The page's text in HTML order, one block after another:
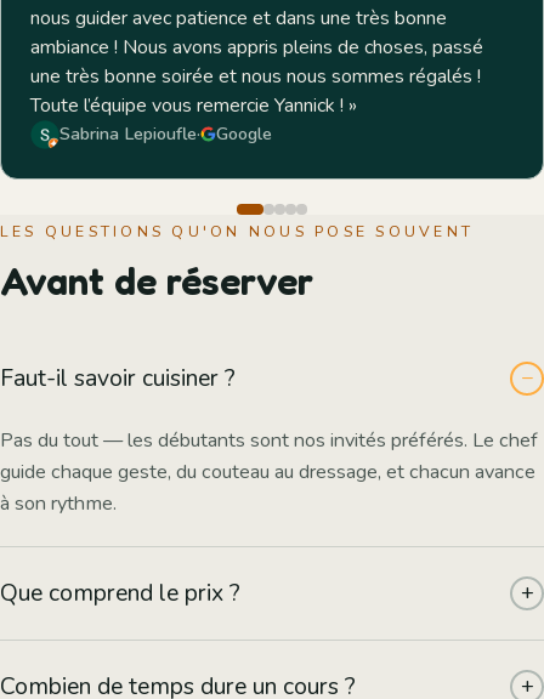
nous guider avec patience et dans une très bonne
ambiance ! Nous avons appris pleins de choses, passé
une très bonne soirée et nous nous sommes régalés !
Toute l’équipe vous remercie Yannick ! »
Sabrina Lepioufle· Google
LES QUESTIONS QU'ON NOUS POSE SOUVENT
Avant de réserver
Faut-il savoir cuisiner ? −
Pas du tout — les débutants sont nos invités préférés. Le chef
guide chaque geste, du couteau au dressage, et chacun avance
à son rythme.
Que comprend le prix ? +
matériel, le repas complet dégusté sur place dans la galerie, le
Combien de temps dure un cours ? +